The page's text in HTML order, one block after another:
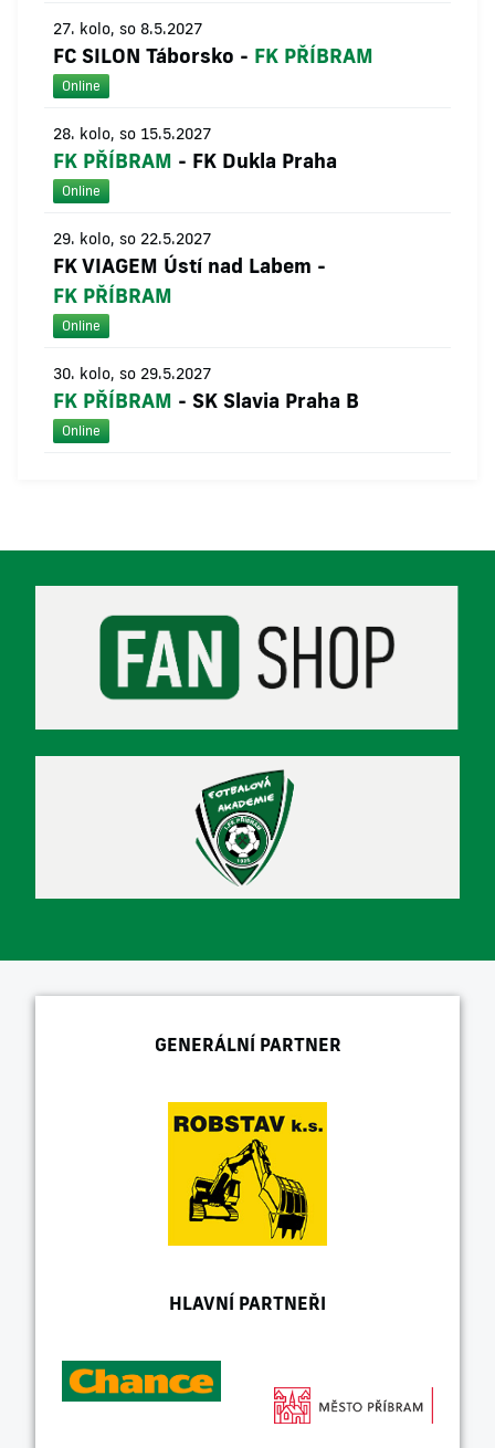
27. kolo, so 8.5.2027
FC SILON Táborsko - FK PŘÍBRAM
Online
28. kolo, so 15.5.2027
FK PŘÍBRAM - FK Dukla Praha
Online
29. kolo, so 22.5.2027
FK VIAGEM Ústí nad Labem -
FK PŘÍBRAM
Online
30. kolo, so 29.5.2027
FK PŘÍBRAM - SK Slavia Praha B
Online
GENERÁLNÍ PARTNER
HLAVNÍ PARTNEŘI